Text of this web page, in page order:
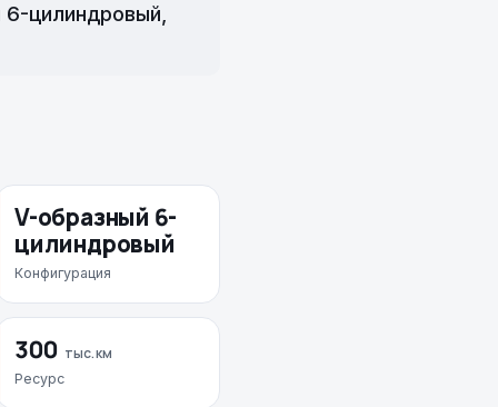
цилиндровый,
V-образный 6-
цилиндровый
Конфигурация
300 тыс. км
Ресурс